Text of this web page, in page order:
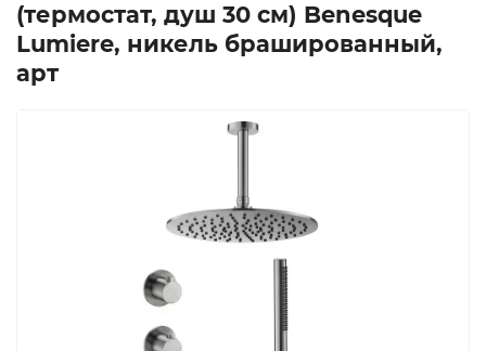
(термостат, душ 30 см) Benesque
Lumiere, никель брашированный,
арт